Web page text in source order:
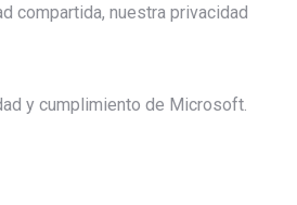
compartida, nuestra privacidad
y cumplimiento de Microsoft.